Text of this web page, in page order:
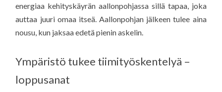
energiaa kehityskäyrän aallonpohjassa sillä tapaa, joka
auttaa juuri omaa itseä. Aallonpohjan jälkeen tulee aina
nousu, kun jaksaa edetä pienin askelin.
Ympäristö tukee tiimityöskentelyä –
loppusanat